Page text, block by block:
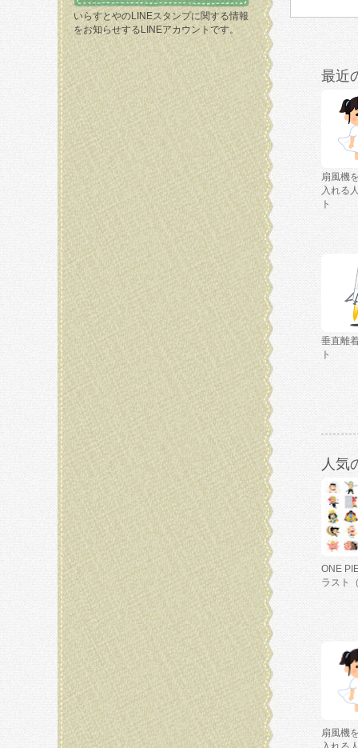
いらすとやのLINEスタンプに関する情報
をお知らせするLINEアカウントです。
最近
扇風機
入れる
ト
垂直離
ト
人気
ONE
ラスト
扇風機